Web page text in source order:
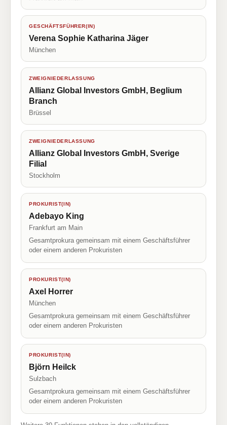
GESCHÄFTSFÜHRER(IN)
Verena Sophie Katharina Jäger
München
ZWEIGNIEDERLASSUNG
Allianz Global Investors GmbH, Beglium
Branch
Brüssel
ZWEIGNIEDERLASSUNG
Allianz Global Investors GmbH, Sverige
Filial
Stockholm
PROKURIST(IN)
Adebayo King
Frankfurt am Main
Gesamtprokura gemeinsam mit einem Geschäftsführer
oder einem anderen Prokuristen
PROKURIST(IN)
Axel Horrer
München
Gesamtprokura gemeinsam mit einem Geschäftsführer
oder einem anderen Prokuristen
PROKURIST(IN)
Björn Heilck
Sulzbach
Gesamtprokura gemeinsam mit einem Geschäftsführer
oder einem anderen Prokuristen